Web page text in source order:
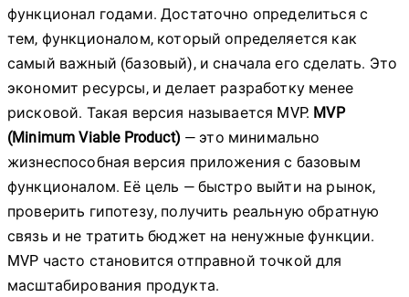
функционал годами. Достаточно определиться с
тем, функционалом, который определяется как
самый важный (базовый), и сначала его сделать. Это
экономит ресурсы, и делает разработку менее
рисковой. Такая версия называется MVP. MVP
(Minimum Viable Product) — это минимально
жизнеспособная версия приложения с базовым
функционалом. Её цель — быстро выйти на рынок,
проверить гипотезу, получить реальную обратную
связь и не тратить бюджет на ненужные функции.
MVP часто становится отправной точкой для
масштабирования продукта.